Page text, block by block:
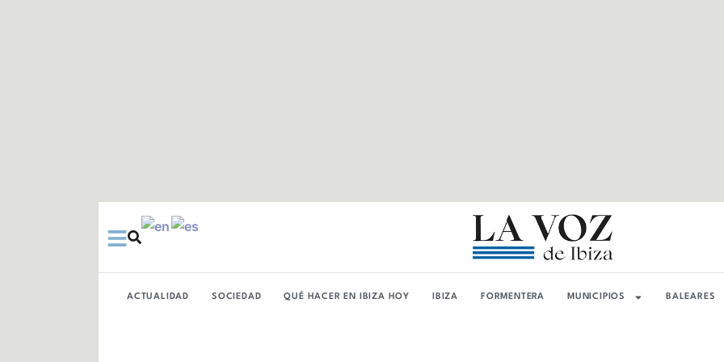
ACTUALIDAD SOCIEDAD QUÉ HACER EN IBIZA HOY IBIZA FORMENTERA MUNICIPIOS BALEARES